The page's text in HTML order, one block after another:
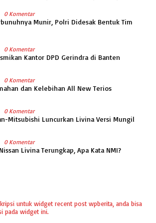
0 Komentar
Munir, Polri Didesak Bentuk Tim
0 Komentar
Kantor DPD Gerindra di Banten
0 Komentar
dan Kelebihan All New Terios
0 Komentar
Mitsubishi Luncurkan Livina Versi Mungil
0 Komentar
Livina Terungkap, Apa Kata NMI?
untuk widget recent post wpberita, anda bisa
pada widget ini.